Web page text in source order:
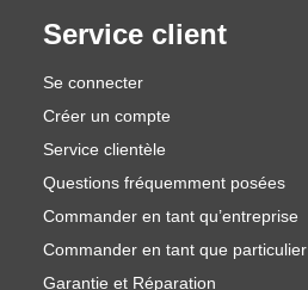
Service client
Se connecter
Créer un compte
Service clientèle
Questions fréquemment posées
Commander en tant qu’entreprise
Commander en tant que particulier
Garantie et Réparation